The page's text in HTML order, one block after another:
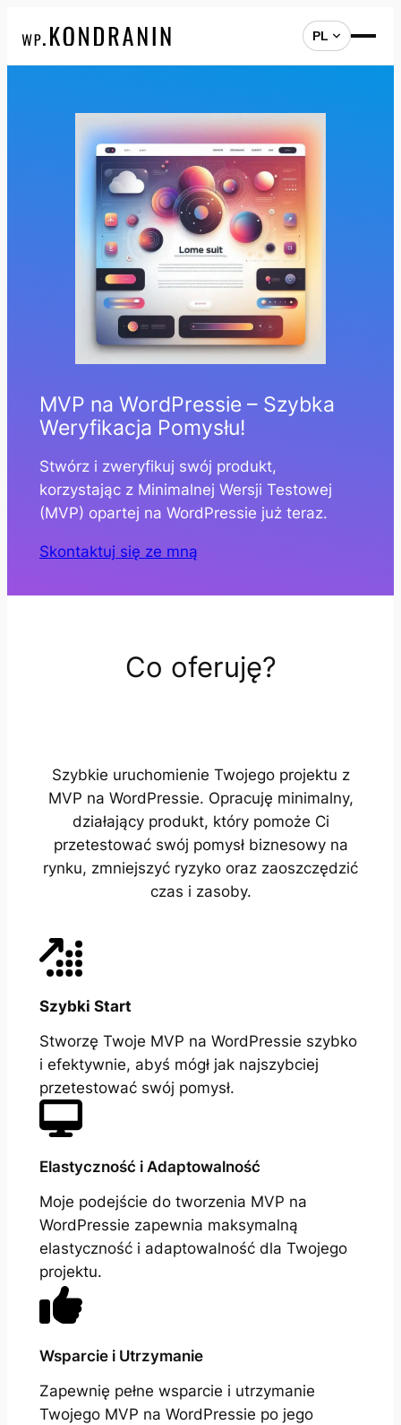
PL
MVP na WordPressie – Szybka
Weryfikacja Pomysłu!
Stwórz i zweryfikuj swój produkt,
korzystając z Minimalnej Wersji Testowej
(MVP) opartej na WordPressie już teraz.
Skontaktuj się ze mną
Co oferuję?
Szybkie uruchomienie Twojego projektu z
MVP na WordPressie. Opracuję minimalny,
działający produkt, który pomoże Ci
przetestować swój pomysł biznesowy na
rynku, zmniejszyć ryzyko oraz zaoszczędzić
czas i zasoby.
Szybki Start
Stworzę Twoje MVP na WordPressie szybko
i efektywnie, abyś mógł jak najszybciej
przetestować swój pomysł.
Elastyczność i Adaptowalność
Moje podejście do tworzenia MVP na
WordPressie zapewnia maksymalną
elastyczność i adaptowalność dla Twojego
projektu.
Wsparcie i Utrzymanie
Zapewnię pełne wsparcie i utrzymanie
Twojego MVP na WordPressie po jego